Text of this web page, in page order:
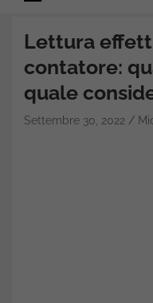
Lettura
contatore:
quale
Settembre 30, 2022